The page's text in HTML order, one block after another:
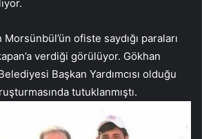
ofiste saydığı paraları
verdiği görülüyor. Gökhan
Başkan Yardımcısı olduğu
tutuklanmıştı.